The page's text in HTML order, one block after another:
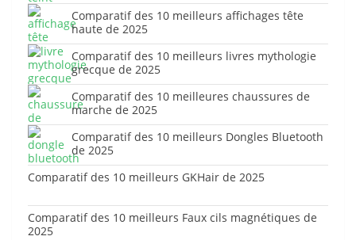
Comparatif des 10 meilleurs affichages tête
haute de 2025
Comparatif des 10 meilleurs livres mythologie
grecque de 2025
Comparatif des 10 meilleures chaussures de
marche de 2025
Comparatif des 10 meilleurs Dongles Bluetooth
de 2025
Comparatif des 10 meilleurs GKHair de 2025
Comparatif des 10 meilleurs Faux cils magnétiques de
2025